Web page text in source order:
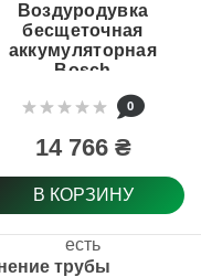
потока
трубы
Воздуродувка
бесщеточная
аккумуляторная
Bosch
36V-750 +
2.0Ah и Зарядное
20
0
14 766 ₴
В КОРЗИНУ
есть